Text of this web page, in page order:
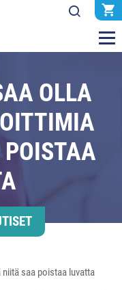
OLLA
saa poistaa luvatta